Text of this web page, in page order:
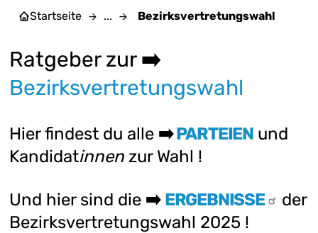
Startseite ... Bezirksvertretungswahl
Ratgeber zur➡️
Bezirksvertretungswahl
Hier findest du alle ➡️PARTEIEN und
Kandidatinnen zur Wahl !
Und hier sind die ➡️ ERGEBNISSE
der
Bezirksvertretungswahl 2025 !